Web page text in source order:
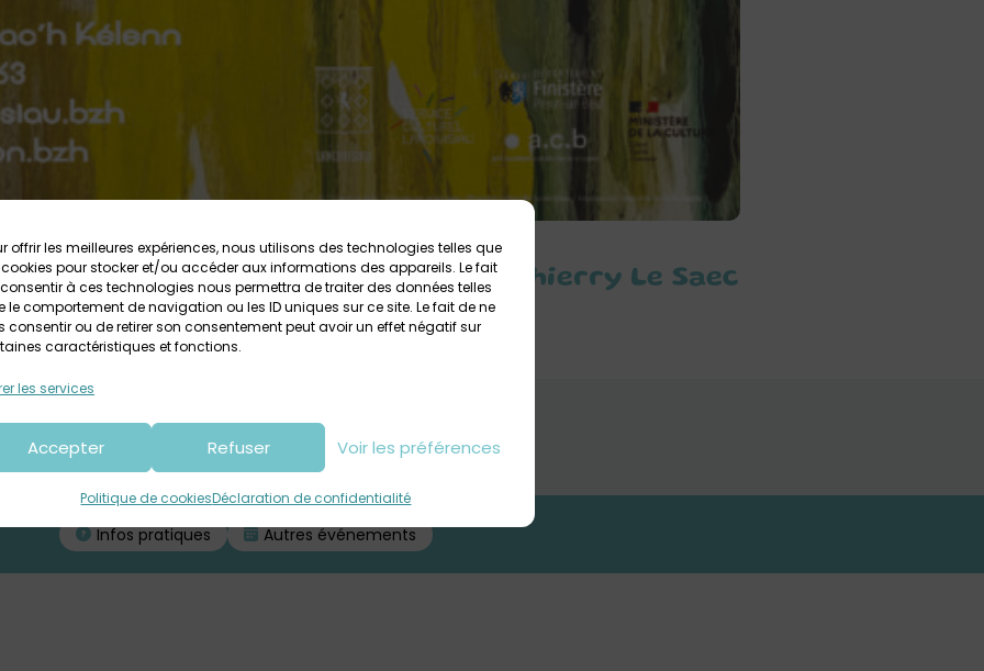
offrir les meilleures expériences, nous utilisons des technologies telles que
pour stocker et/ou accéder aux informations des appareils. Le fait
à ces technologies nous permettra de traiter des données telles
le comportement de navigation ou les ID uniques sur ce site. Le fait de ne
consentir ou de retirer son consentement peut avoir un effet négatif sur
caractéristiques et fonctions.
les services
Accepter Refuser Voir les préférences
Politique de cookiesDéclaration de confidentialité
: Le chant de la peinture – Thierry Le Saec
Espace Lucien Prigent Tout public Gratuit
Contacter
Infos pratiques Autres événements